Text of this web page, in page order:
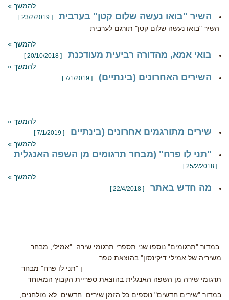
להמשך »
השיר "בואו נעשה שלום קטן" בערבית [ 23/2/2019 ]
השיר "בואו נעשה שלום קטן" תורגם לערבית
להמשך »
בואי אמא, מהדורה רביעית מעודכנת [ 20/10/2018 ]
להמשך »
השירים האחרונים (בינתיים) [ 7/1/2019 ]
להמשך »
שירים מתורגמים אחרונים (בינתיים [ 7/1/2019 ]
להמשך »
"תני לו פרח" (מבחר תרגומים מן השפה האנגלית
[ 25/2/2018 ]
להמשך »
מה חדש באתר [ 22/4/2018 ]
במדור "תרגומים" נוספו שני תספרי תרגומי שירה: "אמילי, מבחר
משיריה של אמילי דיקינסון" בהוצאת טפר
ן "תני לו פרח" מבחר
תרגומי שירה מן השפה האנגלית בהוצאת ספריית הקבוץ המאוחד
במדור "שירים חדשים" נוספים כל הזמן שירים חדשים. לא מולחנים,